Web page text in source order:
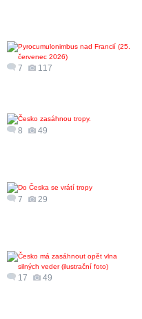
7 117
8 49
7 29
17 49